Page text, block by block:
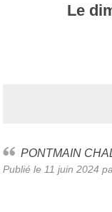
Le
PONTMAIN
Publié le 11 juin 2024